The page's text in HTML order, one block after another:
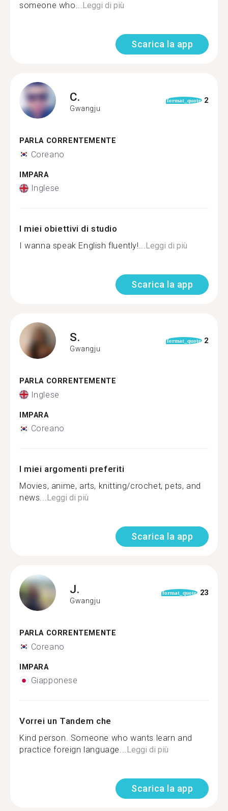
someone who...Leggi di più
Scarica la app
C.
Gwangju
format_quote 2
PARLA CORRENTEMENTE
Coreano
IMPARA
Inglese
I miei obiettivi di studio
I wanna speak English fluently!...Leggi di più
Scarica la app
S.
Gwangju
format_quote 2
PARLA CORRENTEMENTE
Inglese
IMPARA
Coreano
I miei argomenti preferiti
Movies, anime, arts, knitting/crochet, pets, and
news...Leggi di più
Scarica la app
J.
Gwangju
format_quote 23
PARLA CORRENTEMENTE
Coreano
IMPARA
Giapponese
Vorrei un Tandem che
Kind person. Someone who wants learn and
practice foreign language...Leggi di più
Scarica la app